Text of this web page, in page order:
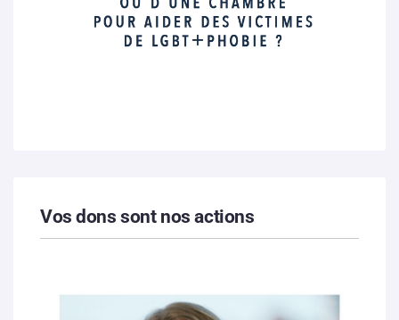
Vos dons sont nos actions